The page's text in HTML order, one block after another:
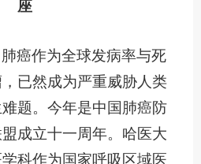
座
癌作为全球发病率与死
已然成为严重威胁人类
题。今年是中国肺癌防
成立十一周年。哈医大
科作为国家呼吸区域医